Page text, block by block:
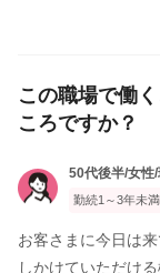
この職場で働
ころですか？
50代後半/女性/
勤続1～3年未満
お客さまに今日は
しかけていただけ